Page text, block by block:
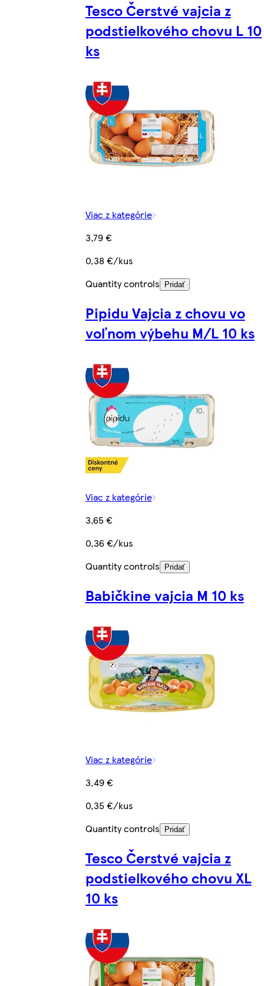
Tesco Čerstvé vajcia z
podstielkového chovu L 10
ks
Viac z kategórie
3,79 €
0,38 €/kus
Quantity controls
Pridať
Pipidu Vajcia z chovu vo
voľnom výbehu M/L 10 ks
Viac z kategórie
3,65 €
0,36 €/kus
Quantity controls
Pridať
Babičkine vajcia M 10 ks
Viac z kategórie
3,49 €
0,35 €/kus
Quantity controls
Pridať
Tesco Čerstvé vajcia z
podstielkového chovu XL
10 ks